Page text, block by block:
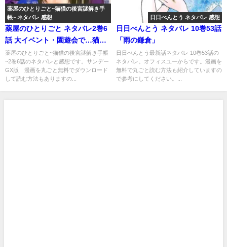
薬屋のひとりごと~猫猫の後宮謎解き手
帳~ ネタバレ 感想
薬屋のひとりごと ネタバレ2巻6
話 大イベント・園遊会で…猫猫
の素顔が明らかに？！
薬屋のひとりごと~猫猫の後宮謎解き手帳
~2巻6話のネタバレと感想です。サンデー
GX版 漫画を丸ごと無料でダウンロード
して読む方法もありますの...
日日べんとう ネタバレ 感想
日日べんとう ネタバレ 10巻53話
「雨の鎌倉」
日日べんとう最新話ネタバレ 10巻53話の
ネタバレ。オフィスユーからです。漫画を
無料で丸ごと読む方法も紹介していますの
で参考にしてください。...